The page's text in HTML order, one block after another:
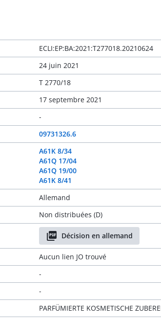
ECLI:EP:BA:2021:T277018.20210624
24 juin 2021
T 2770/18
17 septembre 2021
-
09731326.6
A61K 8/34
A61Q 17/04
A61Q 19/00
A61K 8/41
Allemand
Non distribuées (D)
Décision en allemand
Aucun lien JO trouvé
-
-
PARFÜMIERTE KOSMETISCHE